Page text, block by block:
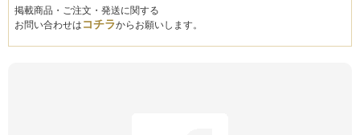
掲載商品・ご注文・発送に関する
お問い合わせは コチラからお願いします。